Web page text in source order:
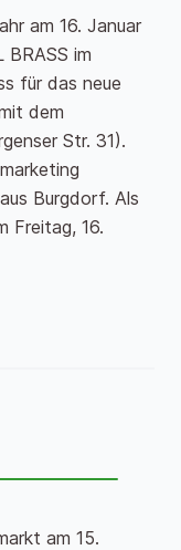
am 16. Januar
im
für das neue
dem
Str. 31).
Burgdorf. Als
Freitag, 16.
am 15.